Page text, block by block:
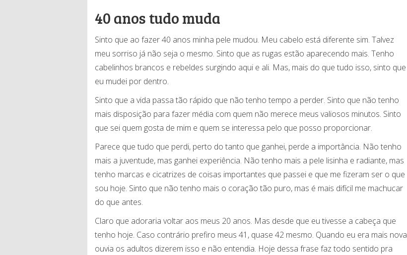
40 anos tudo muda
Sinto que ao fazer 40 anos minha pele mudou. Meu cabelo está diferente sim. Talvez
meu sorriso já não seja o mesmo. Sinto que as rugas estão aparecendo mais. Tenho
cabelinhos brancos e rebeldes surgindo aqui e ali. Mas, mais do que tudo isso, sinto que
eu mudei por dentro.
Sinto que a vida passa tão rápido que não tenho tempo a perder. Sinto que não tenho
mais disposição para fazer média com quem não merece meus valiosos minutos. Sinto
que sei quem gosta de mim e quem se interessa pelo que posso proporcionar.
Parece que tudo que perdi, perto do tanto que ganhei, perde a importância. Não tenho
mais a juventude, mas ganhei experiência. Não tenho mais a pele lisinha e radiante, mas
tenho marcas e cicatrizes de coisas importantes que passei e que me fizeram ser o que
sou hoje. Sinto que não tenho mais o coração tão puro, mas é mais difícil me machucar
do que antes.
Claro que adoraria voltar aos meus 20 anos. Mas desde que eu tivesse a cabeça que
tenho hoje. Caso contrário prefiro meus 41, quase 42 mesmo. Quando eu era mais nova
ouvia os adultos dizerem isso e não entendia. Hoje dessa frase faz todo sentido pra